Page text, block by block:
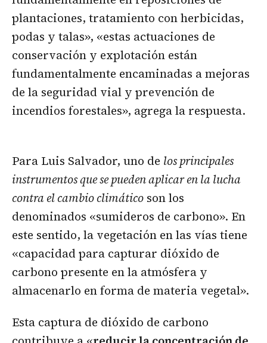
plantaciones, tratamiento con herbicidas,
podas y talas», «estas actuaciones de
conservación y explotación están
fundamentalmente encaminadas a mejoras
de la seguridad vial y prevención de
incendios forestales», agrega la respuesta.
Para Luis Salvador, uno de los principales
instrumentos que se pueden aplicar en la lucha
contra el cambio climático son los
denominados «sumideros de carbono». En
este sentido, la vegetación en las vías tiene
«capacidad para capturar dióxido de
carbono presente en la atmósfera y
almacenarlo en forma de materia vegetal».
Esta captura de dióxido de carbono